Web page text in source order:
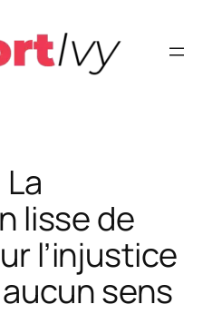
lisse de
l’injustice
aucun sens